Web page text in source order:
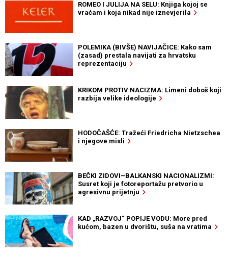
ROMEO I JULIJA NA SELU: Knjiga kojoj se
vraćam i koja nikad nije iznevjerila
POLEMIKA (BIVŠE) NAVIJAČICE: Kako sam
(zasad) prestala navijati za hrvatsku
reprezentaciju
KRIKOM PROTIV NACIZMA: Limeni doboš koji
razbija velike ideologije
HODOČAŠĆE: Tražeći Friedricha Nietzschea
i njegove misli
BEČKI ZIDOVI–BALKANSKI NACIONALIZMI:
Susret koji je fotoreportažu pretvorio u
agresivnu prijetnju
KAD „RAZVOJ“ POPIJE VODU: More pred
kućom, bazen u dvorištu, suša na vratima